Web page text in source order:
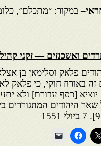
– במקור: ״מתכלם״,
ואשכנזים — זקני
פלאק וסלימאן בן
זה באורח חוקי, כי פלאק
יוציא [כסף עבורם] ולא
1551